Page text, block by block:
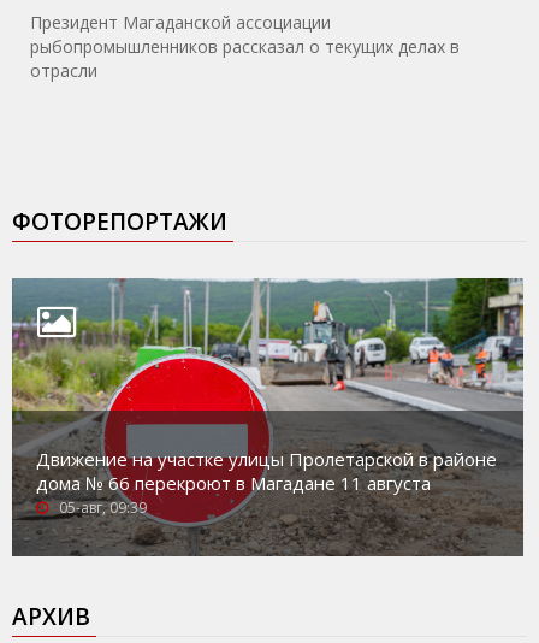
Президент Магаданской ассоциации
рыбопромышленников рассказал о текущих делах в
отрасли
ФОТОРЕПОРТАЖИ
Движение на участке улицы Пролетарской в районе
дома № 66 перекроют в Магадане 11 августа
05-авг, 09:39
АРХИВ